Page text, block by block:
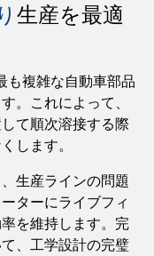
生産を最適
複雑な自動車部品
。これによって、
て順次溶接する際
します。
生産ラインの問題
ターにライブフィ
を維持します。完
、工学設計の完璧